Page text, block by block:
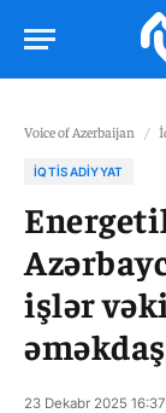
Voice of Azerbaijan /
İQTISADIYYAT
işlər
23 Dekabr 2025 16:37